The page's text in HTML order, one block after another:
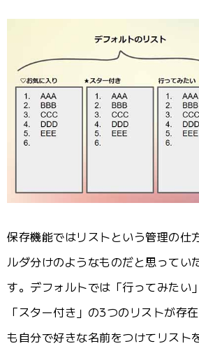
保存機能ではリストという管理の仕
ルダ分けのようなものだと思ってい
す。デフォルトでは「行ってみたい
「スター付き」の3つのリストが存
も自分で好きな名前をつけてリスト